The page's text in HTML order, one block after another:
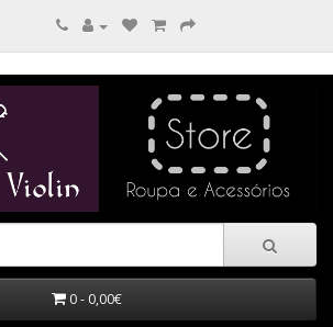
0 - 0,00€